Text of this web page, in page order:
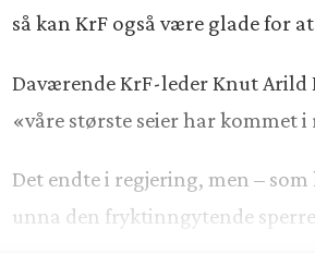
så kan KrF også være glade for
Daværende KrF-leder Knut Arild
«våre største seier har kommet
Det endte i regjering, men –
unna den fryktinngytende